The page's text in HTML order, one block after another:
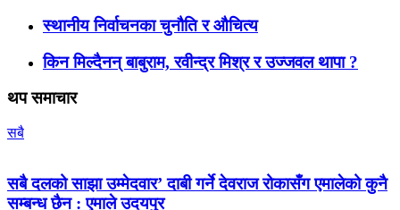
स्थानीय निर्वाचनका चुनौति र औचित्य
किन मिल्दैनन् बाबुराम, रवीन्द्र मिश्र र उज्जवल थापा ?
थप समाचार
सबै
सबै दलको साझा उम्मेदवार’ दाबी गर्ने देवराज रोकासँग एमालेको कुनै
सम्बन्ध छैन : एमाले उदयपुर